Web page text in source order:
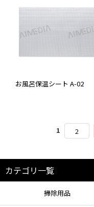
お風呂保温シート A-02
1 2
カテゴリ一覧
掃除用品